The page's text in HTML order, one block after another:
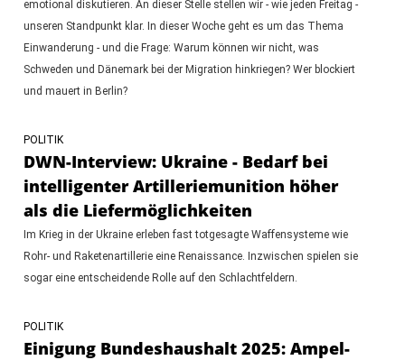
emotional diskutieren. An dieser Stelle stellen wir - wie jeden Freitag -
unseren Standpunkt klar. In dieser Woche geht es um das Thema
Einwanderung - und die Frage: Warum können wir nicht, was
Schweden und Dänemark bei der Migration hinkriegen? Wer blockiert
und mauert in Berlin?
POLITIK
DWN-Interview: Ukraine - Bedarf bei
intelligenter Artilleriemunition höher
als die Liefermöglichkeiten
Im Krieg in der Ukraine erleben fast totgesagte Waffensysteme wie
Rohr- und Raketenartillerie eine Renaissance. Inzwischen spielen sie
sogar eine entscheidende Rolle auf den Schlachtfeldern.
POLITIK
Einigung Bundeshaushalt 2025: Ampel-